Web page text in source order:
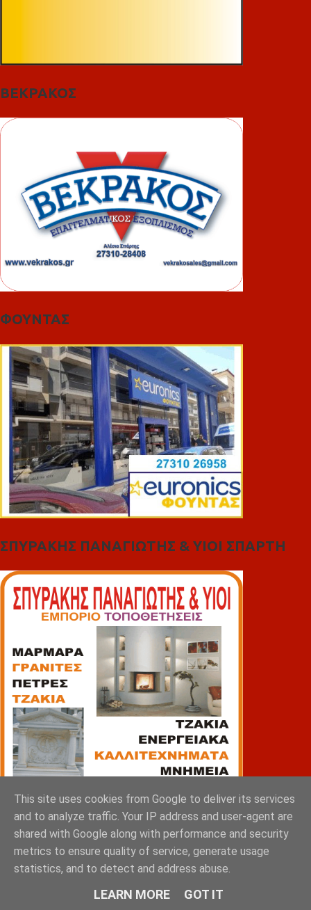
ΒΕΚΡΑΚΟΣ
ΦΟΥΝΤΑΣ
ΣΠΥΡΑΚΗΣ ΠΑΝΑΓΙΩΤΗΣ & YIOI ΣΠΑΡΤΗ
ΠΙΑΤΣΑ
This site uses cookies from Google to deliver its services
and to analyze traffic. Your IP address and user-agent are
shared with Google along with performance and security
metrics to ensure quality of service, generate usage
statistics, and to detect and address abuse.
LEARN MORE GOT IT